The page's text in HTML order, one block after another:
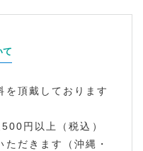
て
を頂戴しております
円以上（税込）
だきます（沖縄・